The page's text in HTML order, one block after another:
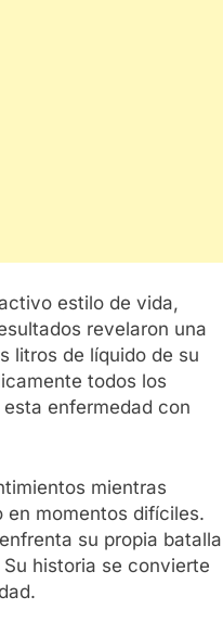
estilo de vida,
revelaron una
litros de líquido de su
todos los
enfermedad con
mientras
en momentos difíciles.
su propia batalla
historia se convierte